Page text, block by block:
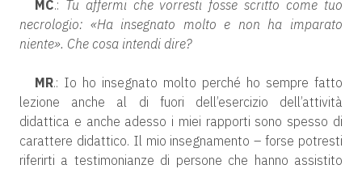
MC.: Tu affermi che vorresti fosse scritto come tuo
necrologio: «Ha insegnato molto e non ha imparato
niente». Che cosa intendi dire?
MR.: Io ho insegnato molto perché ho sempre fatto
lezione anche al di fuori dell’esercizio dell’attività
didattica e anche adesso i miei rapporti sono spesso di
carattere didattico. Il mio insegnamento – forse potresti
riferirti a testimonianze di persone che hanno assistito